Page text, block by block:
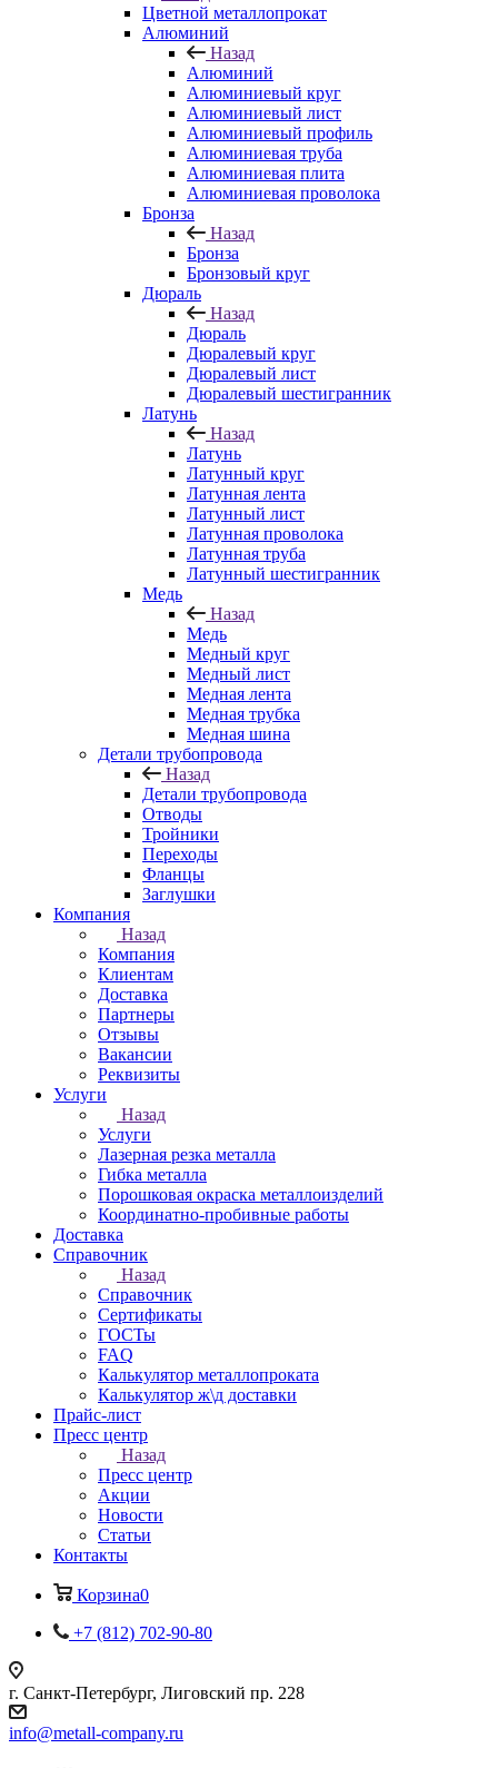
Цветной металлопрокат
Алюминий
Назад
Алюминий
Алюминиевый круг
Алюминиевый лист
Алюминиевый профиль
Алюминиевая труба
Алюминиевая плита
Алюминиевая проволока
Бронза
Назад
Бронза
Бронзовый круг
Дюраль
Назад
Дюраль
Дюралевый круг
Дюралевый лист
Дюралевый шестигранник
Латунь
Назад
Латунь
Латунный круг
Латунная лента
Латунный лист
Латунная проволока
Латунная труба
Латунный шестигранник
Медь
Назад
Медь
Медный круг
Медный лист
Медная лента
Медная трубка
Медная шина
Детали трубопровода
Назад
Детали трубопровода
Отводы
Тройники
Переходы
Фланцы
Заглушки
Компания
Назад
Компания
Клиентам
Доставка
Партнеры
Отзывы
Вакансии
Реквизиты
Услуги
Назад
Услуги
Лазерная резка металла
Гибка металла
Порошковая окраска металлоизделий
Координатно-пробивные работы
Доставка
Справочник
Назад
Справочник
Сертификаты
ГОСТы
FAQ
Калькулятор металлопроката
Калькулятор ж\д доставки
Прайс-лист
Пресс центр
Назад
Пресс центр
Акции
Новости
Статьи
Контакты
Корзина0
+7 (812) 702-90-80
г. Санкт-Петербург, Лиговский пр. 228
info@metall-company.ru